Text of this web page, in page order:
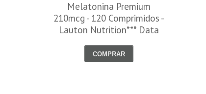
Melatonina Premium
210mcg - 120 Comprimidos -
Lauton Nutrition*** Data
COMPRAR